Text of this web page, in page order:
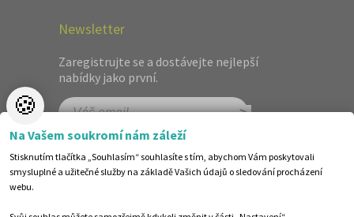
Newsletter
Zaregistrujte se a dostávejte nejlepší
nabídky jako první.
🍪
Na Vašem soukromí nám záleží
Stisknutím tlačítka „Souhlasím“ souhlasíte s tím, abychom Vám poskytovali
smysluplné a užitečné služby na základě Vašich údajů o sledování procházení
webu.